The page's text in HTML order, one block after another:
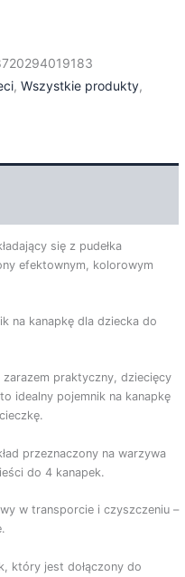
, Wszystkie produkty,
się z pudełka
efektownym, kolorowym
na kanapkę dla dziecka do
praktyczny, dziecięcy
idealny pojemnik na kanapkę
przeznaczony na warzywa
do 4 kanapek.
w transporcie i czyszczeniu –
który jest dołączony do